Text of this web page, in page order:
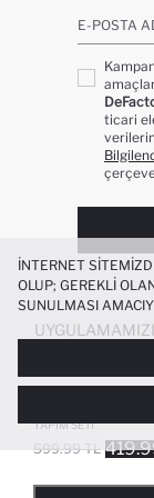
VAGONLIFE LOZ
SEVIMLI MUZ 310
YAPIM SETI
599.99 TL
E-POSTA
ticari
POPÜLER
İNTERNET
OLUP; GEREKLI
SUNULMASI
ÜÇÜNCÜ TARAF
DENEYIMI
YÖNELIK
SINIRLI OLARAK
ÇEREZ TERCIHLERI
ÇEREZLERLE ILGILI